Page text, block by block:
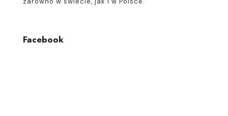
Facebook